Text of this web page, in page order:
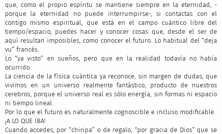
que, como el propio espíritu se mantiene siempre en la eternidad, -
porque la eternidad no puede interrumpirse-, si contactas con el
contigo mismo espiritual, que está en el campo cuántico libre del
tiempo/espacio, puedes hacer y conocer cosas que, desde el ser de
aquí resultan imposibles, como conocer el futuro. Lo habitual del “deja
vu” francés.
Lo “ya visto” en sueños, pero que en la realidad todavía no había
ocurrido.
La ciencia de la física cuántica ya reconoce, sin margen de dudas, que
vivimos en un universo realmente fantástico, producto de nuestros
cerebros, porque el universo real es sólo energía, sin formas ni espacio
ni tiempo lineal.
Por lo que el futuro es naturalmente cognoscible e incluso modificable.
¡A LO QUE IBA!
Cuando accedes, por “chiripa” o de regalo, “por gracia de Dios” que se